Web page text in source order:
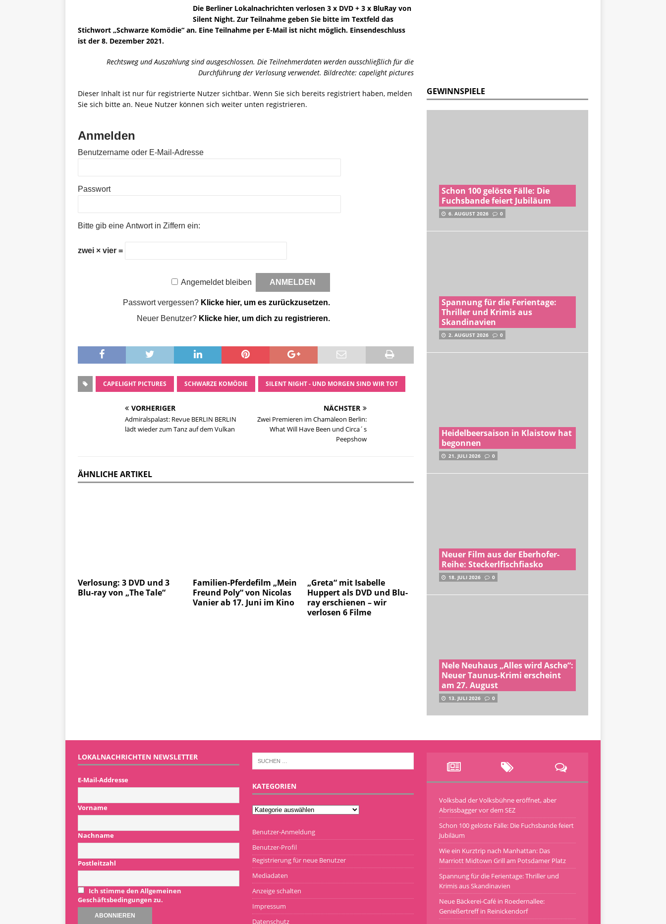
Die Berliner Lokalnachrichten verlosen 3 x DVD + 3 x BluRay von
Silent Night. Zur Teilnahme geben Sie bitte im Textfeld das
Stichwort „Schwarze Komödie“ an. Eine Teilnahme per E-Mail ist nicht möglich. Einsendeschluss
ist der 8. Dezember 2021.
Rechtsweg und Auszahlung sind ausgeschlossen. Die Teilnehmerdaten werden ausschließlich für die
Durchführung der Verlosung verwendet. Bildrechte: capelight pictures
Dieser Inhalt ist nur für registrierte Nutzer sichtbar. Wenn Sie sich bereits registriert haben, melden
Sie sich bitte an. Neue Nutzer können sich weiter unten registrieren.
Anmelden
Benutzername oder E-Mail-Adresse
Passwort
Bitte gib eine Antwort in Ziffern ein:
zwei × vier =
Angemeldet bleiben
Passwort vergessen? Klicke hier, um es zurückzusetzen.
Neuer Benutzer? Klicke hier, um dich zu registrieren.
CAPELIGHT PICTURES SCHWARZE KOMÖDIE SILENT NIGHT - UND MORGEN SIND WIR TOT
VORHERIGER
Admiralspalast: Revue BERLIN BERLIN
lädt wieder zum Tanz auf dem Vulkan
NÄCHSTER
Zwei Premieren im Chamäleon Berlin:
What Will Have Been und Circa´s
Peepshow
ÄHNLICHE ARTIKEL
Verlosung: 3 DVD und 3
Blu-ray von „The Tale“
Familien-Pferdefilm „Mein
Freund Poly“ von Nicolas
Vanier ab 17. Juni im Kino
„Greta“ mit Isabelle
Huppert als DVD und Blu-
ray erschienen – wir
verlosen 6 Filme
GEWINNSPIELE
Schon 100 gelöste Fälle: Die
Fuchsbande feiert Jubiläum
6. AUGUST 2026 0
Spannung für die Ferientage:
Thriller und Krimis aus
Skandinavien
2. AUGUST 2026 0
Heidelbeersaison in Klaistow hat
begonnen
21. JULI 2026 0
Neuer Film aus der Eberhofer-
Reihe: Steckerlfischfiasko
18. JULI 2026 0
Nele Neuhaus „Alles wird Asche“:
Neuer Taunus-Krimi erscheint
am 27. August
13. JULI 2026 0
LOKALNACHRICHTEN NEWSLETTER
E-Mail-Addresse
Vorname
Nachname
Postleitzahl
Ich stimme den Allgemeinen
Geschäftsbedingungen zu.
KATEGORIEN
Benutzer-Anmeldung
Benutzer-Profil
Registrierung für neue Benutzer
Mediadaten
Anzeige schalten
Impressum
Datenschutz
Volksbad der Volksbühne eröffnet, aber
Abrissbagger vor dem SEZ
Schon 100 gelöste Fälle: Die Fuchsbande feiert
Jubiläum
Wie ein Kurztrip nach Manhattan: Das
Marriott Midtown Grill am Potsdamer Platz
Spannung für die Ferientage: Thriller und
Krimis aus Skandinavien
Neue Bäckerei-Café in Roedernallee:
Genießertreff in Reinickendorf